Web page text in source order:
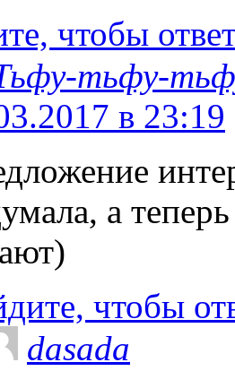
чтобы
тьфу-
в 23:19
а
чтобы
dasada